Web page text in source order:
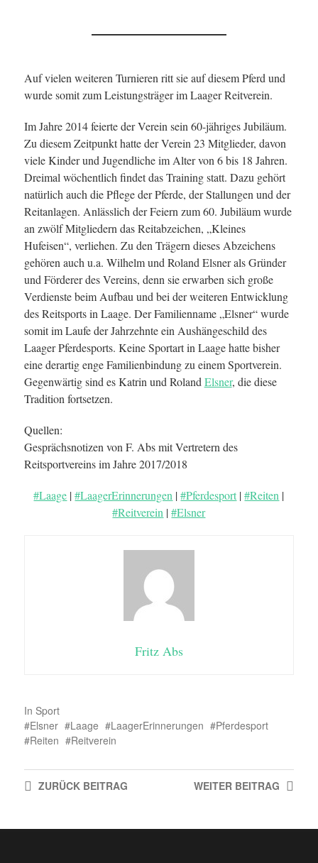
Auf vielen weiteren Turnieren ritt sie auf diesem Pferd und
wurde somit zum Leistungsträger im Laager Reitverein.
Im Jahre 2014 feierte der Verein sein 60-jähriges Jubiläum.
Zu diesem Zeitpunkt hatte der Verein 23 Mitglieder, davon
viele Kinder und Jugendliche im Alter von 6 bis 18 Jahren.
Dreimal wöchentlich findet das Training statt. Dazu gehört
natürlich auch die Pflege der Pferde, der Stallungen und der
Reitanlagen. Anlässlich der Feiern zum 60. Jubiläum wurde
an zwölf Mitgliedern das Reitabzeichen, „Kleines
Hufeisen“, verliehen. Zu den Trägern dieses Abzeichens
gehören auch u.a. Wilhelm und Roland Elsner als Gründer
und Förderer des Vereins, denn sie erwarben sich große
Verdienste beim Aufbau und bei der weiteren Entwicklung
des Reitsports in Laage. Der Familienname „Elsner“ wurde
somit im Laufe der Jahrzehnte ein Aushängeschild des
Laager Pferdesports. Keine Sportart in Laage hatte bisher
eine derartig enge Familienbindung zu einem Sportverein.
Gegenwärtig sind es Katrin und Roland Elsner, die diese
Tradition fortsetzen.
Quellen:
Gesprächsnotizen von F. Abs mit Vertretern des
Reitsportvereins im Jahre 2017/2018
#Laage |#LaagerErinnerungen |#Pferdesport |#Reiten |
#Reitverein |#Elsner
Fritz Abs
In Sport
Elsner
Laage LaagerErinnerungen
Pferdesport
Reiten
Reitverein
WEITER BEITRAG
ZURÜCKBEITRAG